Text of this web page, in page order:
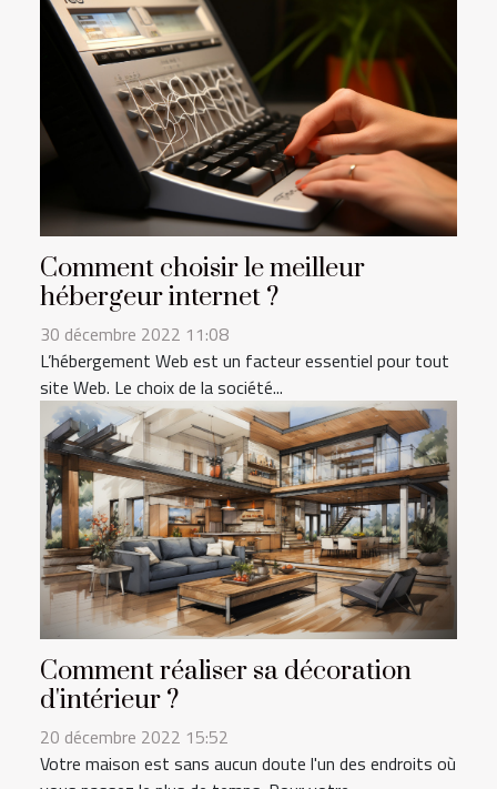
Comment choisir le meilleur
hébergeur internet ?
30 décembre 2022 11:08
L’hébergement Web est un facteur essentiel pour tout
site Web. Le choix de la société...
Comment réaliser sa décoration
d'intérieur ?
20 décembre 2022 15:52
Votre maison est sans aucun doute l'un des endroits où